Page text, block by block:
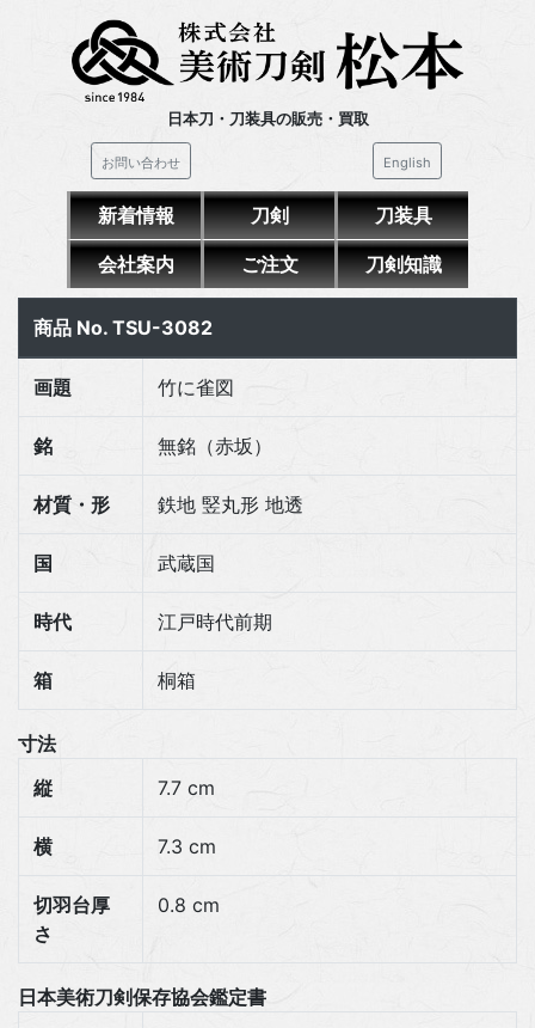
日本刀・刀装具の販売・買取
お問い合わせ English
新着情報 刀剣 刀装具
会社案内 ご注文 刀剣知識
商品 No. TSU-3082
画題 竹に雀図
銘 無銘（赤坂）
材質・形 鉄地 竪丸形 地透
国 武蔵国
時代 江戸時代前期
箱 桐箱
寸法
縦
7.7 cm
横 7.3 cm
切羽台厚
さ
0.8 cm
日本美術刀剣保存協会鑑定書